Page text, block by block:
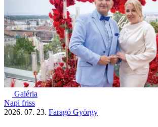
Galéria
Napi friss
2026. 07. 23. Faragó György